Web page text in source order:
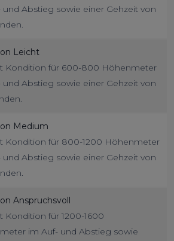
und Abstieg sowie einer Gehzeit von
Leicht
Kondition für 600-800 Höhenmeter
und Abstieg sowie einer Gehzeit von
Medium
Kondition für 800-1200 Höhenmeter
und Abstieg sowie einer Gehzeit von
Anspruchsvoll
Kondition für 1200-1600
im Auf- und Abstieg sowie